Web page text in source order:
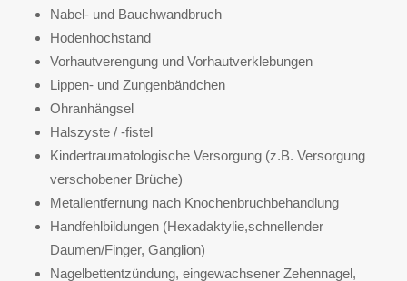
Nabel- und Bauchwandbruch
Hodenhochstand
Vorhautverengung und Vorhautverklebungen
Lippen- und Zungenbändchen
Ohranhängsel
Halszyste / -fistel
Kindertraumatologische Versorgung (z.B. Versorgung
verschobener Brüche)
Metallentfernung nach Knochenbruchbehandlung
Handfehlbildungen (Hexadaktylie,schnellender
Daumen/Finger, Ganglion)
Nagelbettentzündung, eingewachsener Zehennagel,